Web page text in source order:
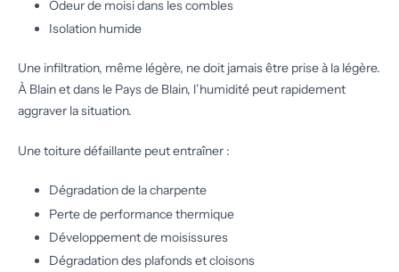
Odeur de moisi dans les combles
Isolation humide
Une infiltration, même légère, ne doit jamais être prise à la légère.
À Blain et dans le Pays de Blain, l’humidité peut rapidement
aggraver la situation.
Une toiture défaillante peut entraîner :
Dégradation de la charpente
Perte de performance thermique
Développement de moisissures
Dégradation des plafonds et cloisons